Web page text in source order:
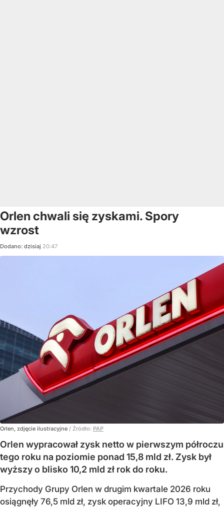
Orlen chwali się zyskami. Spory
wzrost
Dodano: dzisiaj 20:47
Orlen, zdjęcie ilustracyjne / Źródło: PAP
Orlen wypracował zysk netto w pierwszym półroczu
tego roku na poziomie ponad 15,8 mld zł. Zysk był
wyższy o blisko 10,2 mld zł rok do roku.
Przychody Grupy Orlen w drugim kwartale 2026 roku
osiągnęły 76,5 mld zł, zysk operacyjny LIFO 13,9 mld zł,